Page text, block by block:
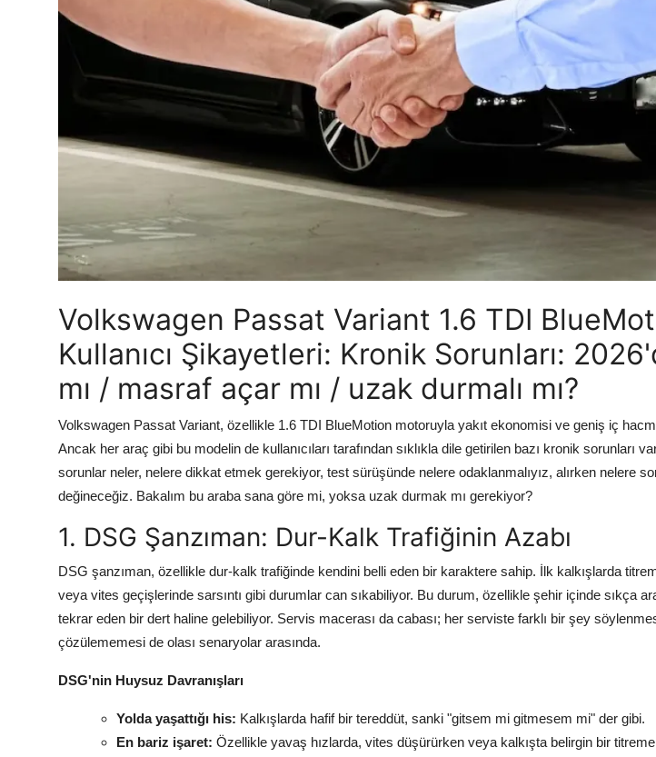
LPG & Yakıt
Elektrik & Akü
Aydınlatma & Görüş
Dizel Sistemler
Multimedya & Elektronik
Volkswagen Passat Variant 1.6 TDI
Kullanıcı Şikayetleri: Kronik Sorunları:
mı / masraf açar mı / uzak durmalı mı?
Volkswagen Passat Variant, özellikle 1.6 TDI BlueMotion motoruyla yakıt ekonomisi ve geniş iç
Ancak her araç gibi bu modelin de kullanıcıları tarafından sıklıkla dile getirilen bazı kronik sorunları
sorunlar neler, nelere dikkat etmek gerekiyor, test sürüşünde nelere odaklanmalıyız, alırken nelere
değineceğiz. Bakalım bu araba sana göre mi, yoksa uzak durmak mı gerekiyor?
1. DSG Şanzıman: Dur-Kalk Trafiğinin Azabı
DSG şanzıman, özellikle dur-kalk trafiğinde kendini belli eden bir karaktere sahip. İlk kalkışlarda
veya vites geçişlerinde sarsıntı gibi durumlar can sıkabiliyor. Bu durum, özellikle şehir içinde sıkça
tekrar eden bir dert haline gelebiliyor. Servis macerası da cabası; her serviste farklı bir şey
çözülememesi de olası senaryolar arasında.
DSG'nin Huysuz Davranışları
Yolda yaşattığı his: Kalkışlarda hafif bir tereddüt, sanki "gitsem mi gitmesem mi" der gibi.
En bariz işaret: Özellikle yavaş hızlarda, vites düşürürken veya kalkışta belirgin bir